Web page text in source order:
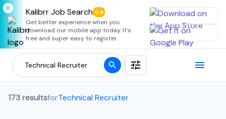
Kalibrr Job Search 5★
Get better experience when you
download our mobile app today. It's
free and super easy to register.
173 resultsforTechnical Recruiter